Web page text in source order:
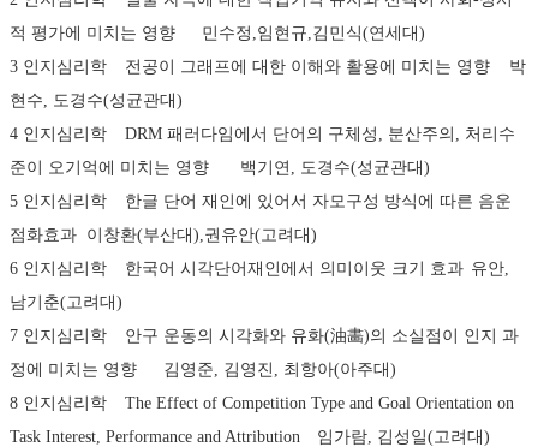
적 평가에 미치는 영향	민수정,임현규,김민식(연세대)
3 인지심리학	전공이 그래프에 대한 이해와 활용에 미치는 영향	박
현수, 도경수(성균관대)
4 인지심리학	DRM 패러다임에서 단어의 구체성, 분산주의, 처리수
준이 오기억에 미치는 영향	백기연, 도경수(성균관대)
5 인지심리학	한글 단어 재인에 있어서 자모구성 방식에 따른 음운
점화효과	이창환(부산대),권유안(고려대)
6 인지심리학	한국어 시각단어재인에서 의미이웃 크기 효과	유안,
남기춘(고려대)
7 인지심리학	안구 운동의 시각화와 유화(油畵)의 소실점이 인지 과
정에 미치는 영향	김영준, 김영진, 최항아(아주대)
8 인지심리학	The Effect of Competition Type and Goal Orientation on
Task Interest, Performance and Attribution	임가람, 김성일(고려대)